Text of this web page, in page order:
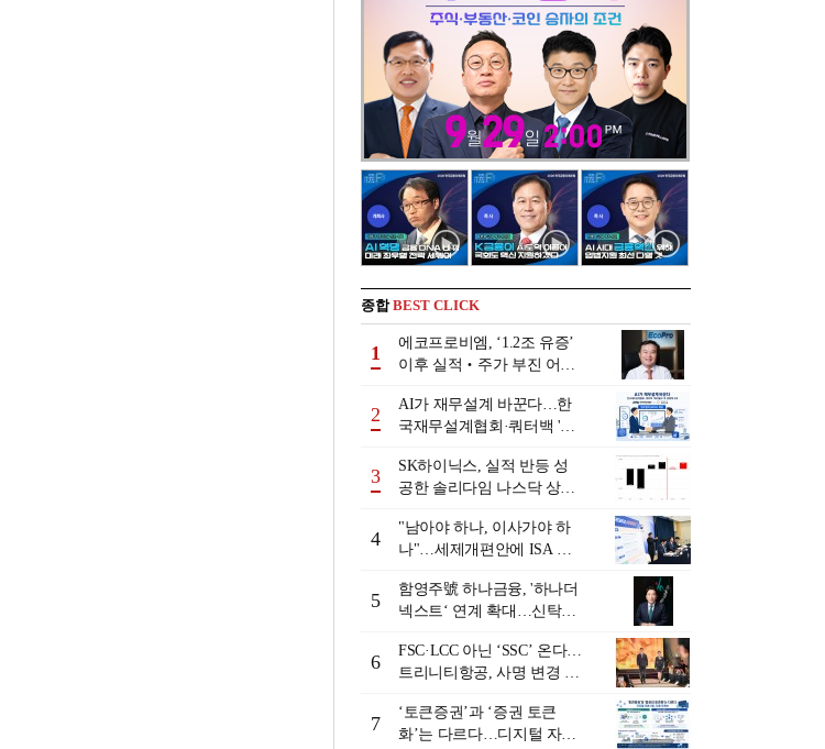
종합BEST CLICK
1
에코프로비엠, ‘1.2조 유증’
이후 실적‧주가 부진 어쩌
2
AI가 재무설계 바꾼다…한
국재무설계협회·쿼터백 '베
3
SK하이닉스, 실적 반등 성
공한 솔리다임 나스닥 상장
4
"남아야 하나, 이사가야 하
나"…세제개편안에 ISA 투
5
함영주號 하나금융, '하나더
넥스트‘ 연계 확대…신탁수
니어 비즈니스 돋보기]
6
FSC·LCC 아닌 ‘SSC’ 온다…
트리니티항공, 사명 변경 넘
7
‘토큰증권’과 ‘증권 토큰
화’는 다르다…디지털 자본